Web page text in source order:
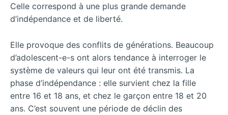
Celle correspond à une plus grande demande
d’indépendance et de liberté.
Elle provoque des conflits de générations. Beaucoup
d’adolescent-e-s ont alors tendance à interroger le
système de valeurs qui leur ont été transmis. La
phase d’indépendance : elle survient chez la fille
entre 16 et 18 ans, et chez le garçon entre 18 et 20
ans. C’est souvent une période de déclin des